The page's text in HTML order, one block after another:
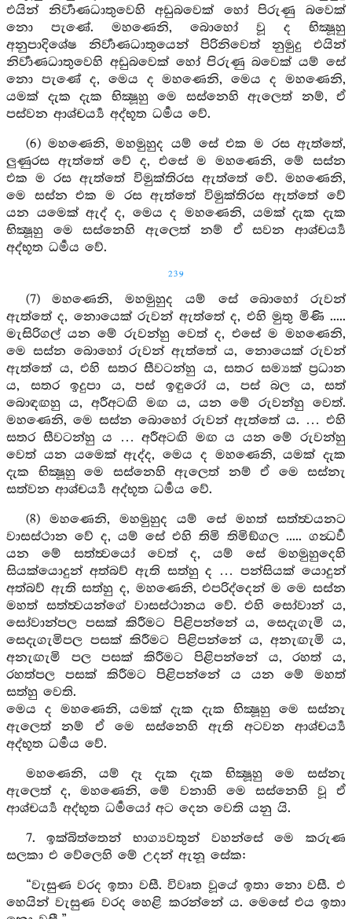
එයින් නිර්‍වාණධාතුවෙහි අඩුබවෙක් හෝ පිරුණු බවෙක්
නො පැණේ. මහණෙනි, බොහෝ වූ ද භික්‍ෂූහු
අනුපාදිශේෂ නිර්‍වාණධාතුයෙන් පිරිනිවෙත් නුමුදු එයින්
නිර්‍වාණධාතුවෙහි අඩුබවෙක් හෝ පිරුණු බවෙක් යම් සේ
නො පැණේ ද, මෙය ද මහණෙනි, මෙය ද මහණෙනි,
යමක් දැක දැක භික්‍ෂූහු මෙ සස්නෙහි ඇලෙත් නම්, ඒ
පස්වන ආශ්චර්‍ය්‍ය අද්භූත ධර්‍මය වේ.
(6) මහණෙනි, මහමුහුද යම් සේ එක ම රස ඇත්තේ,
ලුණුරස ඇත්තේ වේ ද, එසේ ම මහණෙනි, මේ සස්න
එක ම රස ඇත්තේ විමුක්තිරස ඇත්තේ වේ. මහණෙනි,
මෙ සස්න එක ම රස ඇත්තේ විමුක්තිරස ඇත්තේ වේ
යන යමෙක් ඇද් ද, මෙය ද මහණෙනි, යමක් දැක දැක
භික්‍ෂූහු මෙ සස්නෙහි ඇලෙත් නම් ඒ සවන ආශ්චර්‍ය්‍ය
අද්භූත ධර්‍මය වේ.
239
(7) මහණෙනි, මහමුහුද යම් සේ බොහෝ රුවන්
ඇත්තේ ද, නොයෙක් රුවන් ඇත්තේ ද, එහි මුතු මිණි .....
මැසිරිගල් යන මේ රුවන්හු වෙත් ද, එසේ ම මහණෙනි,
මෙ සස්න බොහෝ රුවන් ඇත්තේ ය, නොයෙක් රුවන්
ඇත්තේ ය, එහි සතර සීවටන්හු ය, සතර සම්‍යක් ප්‍රධාන
ය, සතර ඉදුපා ය, පස් ඉඳුරෝ ය, පස් බල ය, සත්
බොඳඟහු ය, අරීඅටඟි මඟ ය, යන මේ රුවන්හු වෙත්.
මහණෙනි, මෙ සස්න බොහෝ රුවන් ඇත්තේ ය. … එහි
සතර සීවටන්හු ය … අරීඅටඟි මඟ ය යන මේ රුවන්හු
වෙත් යන යමෙක් ඇද්ද, මෙය ද මහණෙනි, යමක් දැක
දැක භික්‍ෂූහු මෙ සස්නෙහි ඇලෙත් නම් ඒ මෙ සස්නැ
සත්වන ආශ්චර්‍ය්‍ය අද්භූත ධර්‍මය වේ.
(8) මහණෙනි, මහමුහුද යම් සේ මහත් සත්ත්‍වයනට
වාසස්ථාන වේ ද, යම් සේ එහි තිමි තිමිඞ්ගල ..... ගන්‍ධර්‍ව
යන මේ සත්ත්‍වයෝ වෙත් ද, යම් සේ මහමුහුදෙහි
සියක්යොදුන් අත්බව් ඇති සත්හු ද … පන්සියක් යොදුන්
අත්බව් ඇති සත්හු ද, මහණෙනි, එපරිද්දෙන් ම මෙ සස්න
මහත් සත්ත්‍වයන්ගේ වාසස්ථානය වේ. එහි සෝවාන් ය,
සෝවාන්පල පසක් කිරීමට පිළිපන්නේ ය, සෙදැගැමි ය,
සෙදැගැමිපල පසක් කිරීමට පිළිපන්නේ ය, අනැඟැමි ය,
අනැඟැමි පල පසක් කිරීමට පිළිපන්නේ ය, රහත් ය,
රහත්පල පසක් කිරීමට පිළිපන්නේ ය යන මේ මහත්
සත්හු වෙති.
මෙය ද මහණෙනි, යමක් දැක දැක භික්‍ෂූහු මෙ සස්නැ
ඇලෙත් නම් ඒ මෙ සස්නෙහි ඇති අටවන ආශ්චර්‍ය්‍ය
අද්භූත ධර්‍මය වේ.
මහණෙනි, යම් දෑ දැක දැක භික්‍ෂූහු මෙ සස්නැ
ඇලෙත් ද, මහණෙනි, මේ වනාහි මෙ සස්නෙහි වූ ඒ
ආශ්චර්‍ය්‍ය අද්භූත ධර්‍මයෝ අට දෙන වෙති යනු යි.
7. ඉක්බිත්තෙන් භාග්‍යවතුන් වහන්සේ මෙ කරුණ
සලකා එ වේලෙහි මේ උදන් ඇනූ සේක:
“වැසුණ වරද ඉතා වසී. විවෘත වූයේ ඉතා නො වසී. එ
හෙයින් වැසුණ වරද හෙළි කරන්නේ ය. මෙසේ එය ඉතා